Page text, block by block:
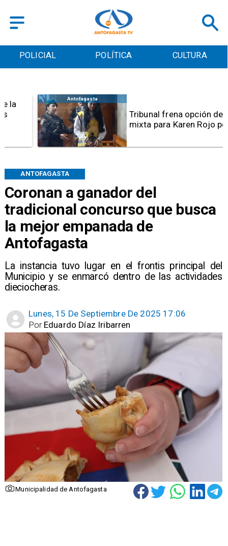
POLICIAL POLÍTICA CULTURA
Coronan a ganador del
tradicional concurso que busca
la mejor empanada de
Antofagasta
La instancia tuvo lugar en el frontis principal del
Municipio y se enmarcó dentro de las actividades
dieciocheras.
ANTOFAGASTA
Lunes, 15 De Septiembre De 2025 17:06
Eduardo Díaz Iribarren
Por
Municipalidad de Antofagasta
Antofagasta
Tribunal frena opción de pena
mixta para Karen Rojo por ahora